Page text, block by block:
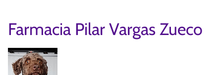
Farmacia Pilar Vargas Zueco